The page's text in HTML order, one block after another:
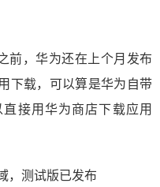
前，华为还在上个月发布
下载，可以算是华为自带
接用华为商店下载应用